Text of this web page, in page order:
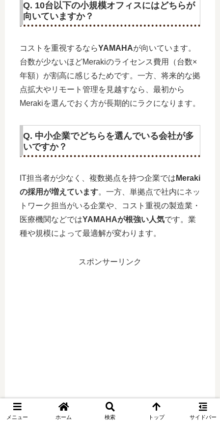
Q. 10台以下の小規模オフィスにはどちらが
向いていますか？
コストを重視するならYAMAHAが向いています。
台数が少ないほどMerakiのライセンス費用（台数×
年額）が割高に感じるためです。一方、将来的な拠
点拡大やリモート管理を見越すなら、最初から
Merakiを選んでおく方が長期的にラクになります。
Q. 中小企業でどちらを選んでいる会社が多
いですか？
IT担当者が少なく、複数拠点を持つ企業では Meraki
の採用が増えています。一方、単拠点で社内にネッ
トワーク担当がいる企業や、コスト重視の製造業・
医療機関などではYAMAHAが根強い人気です。業
種や規模によって最適解が変わります。
スポンサーリンク
メニュー ホーム 検索 トップ サイドバー